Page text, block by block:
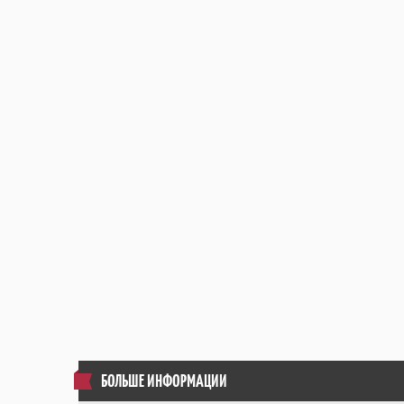
БОЛЬШЕ ИНФОРМАЦИИ